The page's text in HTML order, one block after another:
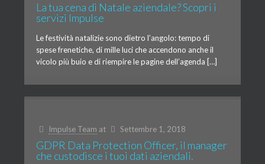
La tua cena di Natale aziendale? Scopri i
servizi Impulse
Le festività natalizie sono dietro l’angolo: tempo di
spese frenetiche, di mille luci che accendono anche il
vicolo più buio e di riempire le pagine dell’agenda […]
Impulse Team at Settembre 1, 2018
GDPR Data Protection Officer, il manager
che custodisce i tuoi dati aziendali.